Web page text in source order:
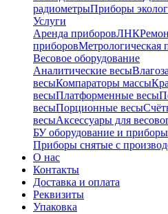
радиометрыПриборы
Услуги
Аренда приборовЛНК
приборовМетрологическая
Весовое оборудование
Аналитические весы
весыКомпараторы массы
весыПлатформенные весы
весыПорционные весы
весыАксессуары для
БУ оборудование и приборы
Приборы снятые с
О нас
Контакты
Доставка и оплата
Реквизиты
Упаковка